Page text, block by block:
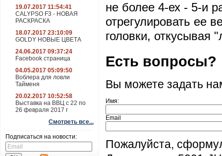
19.07.2017 11:54:41
CALYPSO F3 - НОВАЯ
РАСКРАСКА
18.07.2017 23:10:09
GOLDY НОВЫЕ ЦВЕТА
24.06.2017 09:37:24
Facebook страница
04.05.2017 05:09:50
Воблера для ловли
Тайменя
20.02.2017 10:52:58
Выставка на ВВЦ с 22 по
26 февраля 2017 г
Смотреть все...
Подписаться на новости:
не более 4-ех - 5-и
отрегулировать ее
головки, откусывая
Есть вопросы?
Вы можете задать
Имя:
Email
Пожалуйста,